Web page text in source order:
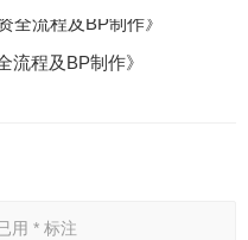
流程及BP制作》
用 * 标注